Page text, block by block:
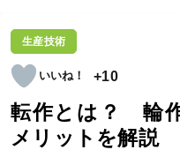
生産技術
+10
転作とは？ 輪
メリットを解説